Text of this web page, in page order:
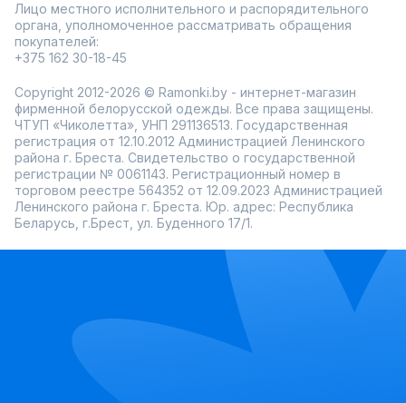
Лицо местного исполнительного и распорядительного
органа, уполномоченное рассматривать обращения
покупателей:
+375 162 30-18-45
Copyright 2012-2026 © Ramonki.by - интернет-магазин
фирменной белорусской одежды. Все права защищены.
ЧТУП «Чиколетта», УНП 291136513. Государственная
регистрация от 12.10.2012 Администрацией Ленинского
района г. Бреста. Свидетельство о государственной
регистрации № 0061143. Регистрационный номер в
торговом реестре 564352 от 12.09.2023 Администрацией
Ленинского района г. Бреста. Юр. адрес: Республика
Беларусь, г.Брест, ул. Буденного 17/1.